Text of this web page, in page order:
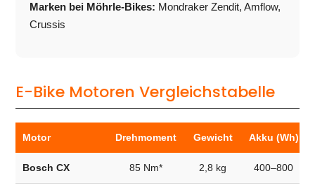
Marken bei Möhrle-Bikes: Mondraker Zendit, Amflow,
Crussis
E-Bike Motoren Vergleichstabelle
Motor Drehmoment Gewicht Akku (Wh)
Bosch CX 85 Nm* 2,8 kg 400–800